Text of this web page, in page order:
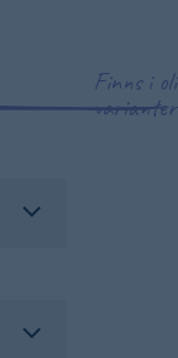
Finns i
varianter